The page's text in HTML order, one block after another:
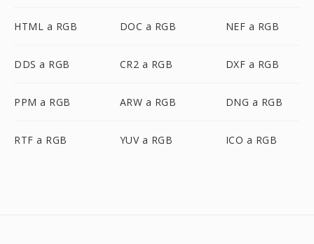
HTML a RGB DOC a RGB NEF a RGB
DDS a RGB CR2 a RGB DXF a RGB
PPM a RGB ARW a RGB DNG a RGB
RTF a RGB YUV a RGB ICO a RGB